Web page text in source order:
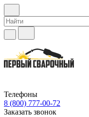
Телефоны
8 (800) 777-00-72
Заказать звонок